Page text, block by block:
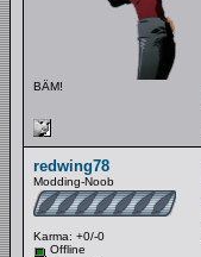
BÄM!
redwing78
Modding-Noob
Karma: +0/-0
Offline